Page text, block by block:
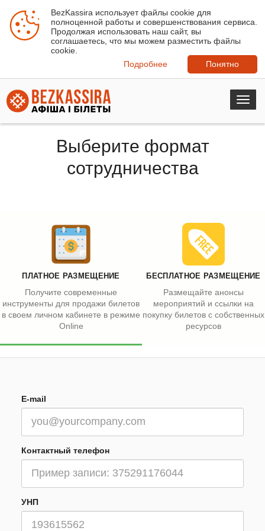
BezKassira использует файлы cookie для
полноценной работы и совершенствования сервиса.
Продолжая использовать наш сайт, вы
соглашаетесь, что мы можем разместить файлы
cookie.
Подробнее
Понятно
Выберите формат
сотрудничества
ПЛАТНОЕ РАЗМЕЩЕНИЕ
Получите современные
инструменты для продажи билетов
в своем личном кабинете в режиме
Online
БЕСПЛАТНОЕ РАЗМЕЩЕНИЕ
Размещайте анонсы
мероприятий и ссылки на
покупку билетов с собственных
ресурсов
E-mail
Контактный телефон
УНП